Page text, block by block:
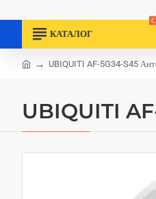
КАТАЛОГ
UBIQUITI
UBIQUITI AF-5G34-S45